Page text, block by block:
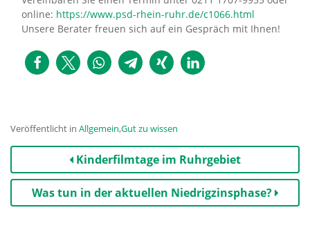
online: https://www.psd-rhein-ruhr.de/c1066.html
Unsere Berater freuen sich auf ein Gespräch mit Ihnen!
Veröffentlicht in Allgemein,Gut zu wissen
Beitrags-
NavigationKinderfilmtage im Ruhrgebiet
Was tun in der aktuellen Niedrigzinsphase?